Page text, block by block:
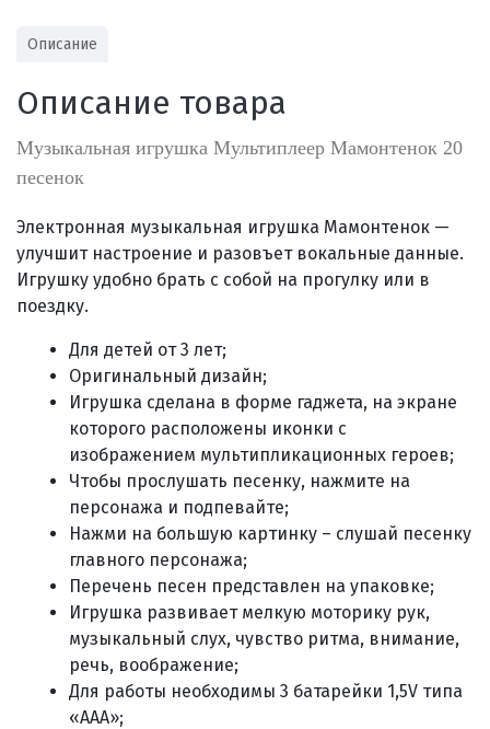
Отправляем во все регионы России
службами Пэк, Кит, Луч, Сдэк, Озон
доставка, Почта РФ или любой другой
транспортной компанией на Ваш выбор
Через СБП при получении (для
Екатеринбурга и близлежащих
городов)
Описание
Описание товара
Музыкальная игрушка Мультиплеер Мамонтенок 20
песенок
Электронная музыкальная игрушка Мамонтенок —
улучшит настроение и разовъет вокальные данные.
Игрушку удобно брать с собой на прогулку или в
поездку.
Для детей от 3 лет;
Оригинальный дизайн;
Игрушка сделана в форме гаджета, на экране
которого расположены иконки с
изображением мультипликационных героев;
Чтобы прослушать песенку, нажмите на
персонажа и подпевайте;
Нажми на большую картинку – слушай песенку
главного персонажа;
Перечень песен представлен на упаковке;
Игрушка развивает мелкую моторику рук,
музыкальный слух, чувство ритма, внимание,
речь, воображение;
Для работы необходимы 3 батарейки 1,5V типа
«ААА»;